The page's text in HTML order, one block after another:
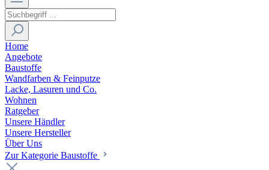
Home
Angebote
Baustoffe
Wandfarben & Feinputze
Lacke, Lasuren und Co.
Wohnen
Ratgeber
Unsere Händler
Unsere Hersteller
Über Uns
Zur Kategorie Baustoffe